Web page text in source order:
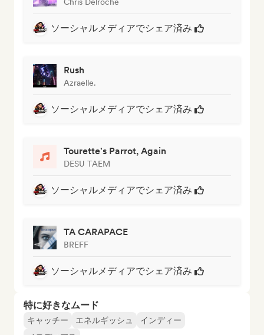
ソーシャルメディアでシェア済み
Rush
Azraelle.
ソーシャルメディアでシェア済み
Tourette's Parrot, Again
DESU TAEM
ソーシャルメディアでシェア済み
TA CARAPACE
BREFF
ソーシャルメディアでシェア済み
特に好きなムード
キャッチー エネルギッシュ
インディー